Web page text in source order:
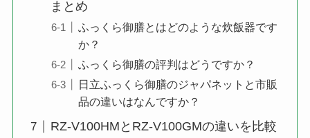
まとめ
ふっくら御膳とはどのような炊飯器です
か？
ふっくら御膳の評判はどうですか？
日立ふっくら御膳のジャパネットと市販
品の違いはなんですか？
RZ-V100HMとRZ-V100GMの違いを比較